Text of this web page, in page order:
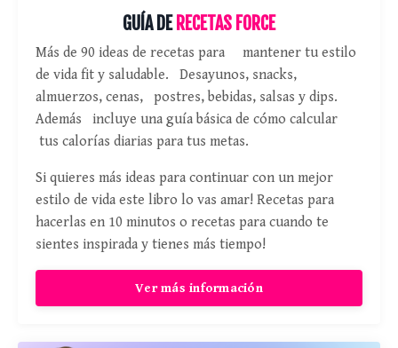
GUÍA DE RECETAS FORCE
Más de 90 ideas de recetas para mantener tu estilo
de vida fit y saludable. Desayunos, snacks,
almuerzos, cenas, postres, bebidas, salsas y dips.
Además incluye una guía básica de cómo calcular
tus calorías diarias para tus metas.
Si quieres más ideas para continuar con un mejor
estilo de vida este libro lo vas amar! Recetas para
hacerlas en 10 minutos o recetas para cuando te
sientes inspirada y tienes más tiempo!
Ver más información